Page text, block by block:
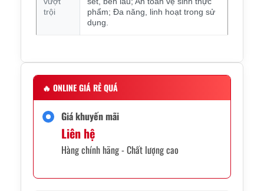
trội
phẩm; Đa năng, linh hoạt trong sử
dụng.
🔥 ONLINE GIÁ RẺ QUÁ
Giá khuyến mãi
Liên hệ
Hàng chính hãng - Chất lượng cao